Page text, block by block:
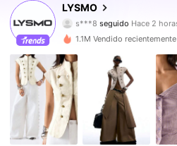
LYSMO
s***8 seguido
r***restá navegando
4,81
796K Seguidores
4,81 796K Seguidores
4,81 796K Seguidores
1.1M Vendido recientemente